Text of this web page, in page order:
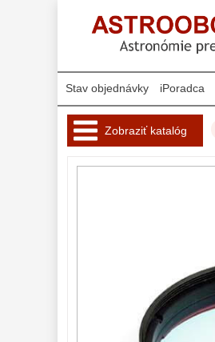
Stav objednávky iPoradca
Zobraziť katalóg
44
CLS a UHC 14
Širokopásmové